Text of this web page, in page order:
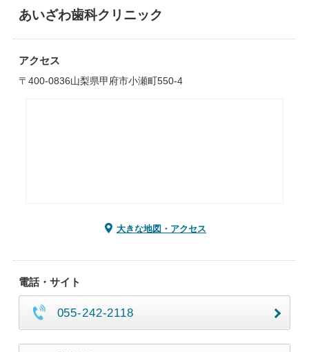
あいざわ歯科クリニック
アクセス
〒400-0836山梨県甲府市小瀬町550-4
大きな地図・アクセス
電話・サイト
055-242-2118